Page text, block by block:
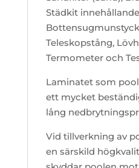
Städkit
Teleskopstång,
Termometer och
Laminatet som
ett mycket
lång
Vid tillverkning av
en särskild